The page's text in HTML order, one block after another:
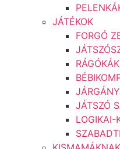
JÁTÉKOK
FORGÓ
JÁTSZÓ
LOGIKAI-